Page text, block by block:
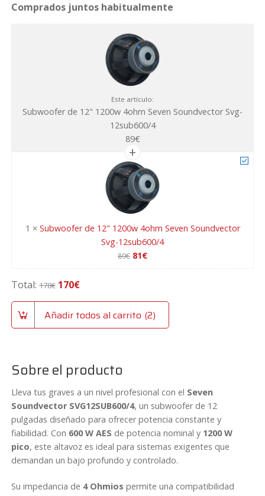
cantidad
Este artículo:
Subwoofer de 12" 1200w 4ohm Seven Soundvector Svg-
12sub600/4
89€
S
d
e
1
2
"
1
0
1 × Subwoofer de 12" 1200w 4ohm Seven Soundvector
Svg-12sub600/4
89€ El
precio
81€El
precio
Total:178€ 170€
Añadir todos al carrito 2
Sobre el producto
Lleva tus graves a un nivel profesional con el Seven
Soundvector SVG12SUB600/4, un subwoofer de 12
pulgadas diseñado para ofrecer potencia constante y
fiabilidad. Con 600 W AES de potencia nominal y 1200 W
pico, este altavoz es ideal para sistemas exigentes que
demandan un bajo profundo y controlado.
Su impedancia de 4 Ohmios permite una compatibilidad